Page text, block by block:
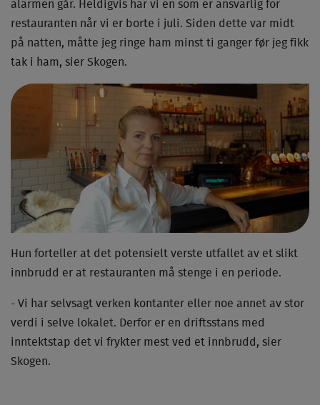
alarmen går. Heldigvis har vi en som er ansvarlig for
restauranten når vi er borte i juli. Siden dette var midt
på natten, måtte jeg ringe ham minst ti ganger før jeg fikk
tak i ham, sier Skogen.
Hun forteller at det potensielt verste utfallet av et slikt
innbrudd er at restauranten må stenge i en periode.
- Vi har selvsagt verken kontanter eller noe annet av stor
verdi i selve lokalet. Derfor er en driftsstans med
inntektstap det vi frykter mest ved et innbrudd, sier
Skogen.